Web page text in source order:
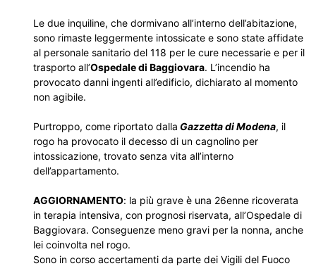
Le due inquiline, che dormivano all’interno dell’abitazione,
sono rimaste leggermente intossicate e sono state affidate
al personale sanitario del 118 per le cure necessarie e per il
trasporto all’Ospedale di Baggiovara. L’incendio ha
provocato danni ingenti all’edificio, dichiarato al momento
non agibile.
Purtroppo, come riportato dalla Gazzetta di Modena, il
rogo ha provocato il decesso di un cagnolino per
intossicazione, trovato senza vita all’interno
dell’appartamento.
AGGIORNAMENTO: la più grave è una 26enne ricoverata
in terapia intensiva, con prognosi riservata, all’Ospedale di
Baggiovara. Conseguenze meno gravi per la nonna, anche
lei coinvolta nel rogo.
Sono in corso accertamenti da parte dei Vigili del Fuoco